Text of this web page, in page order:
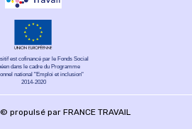
est cofinancé par le Fonds Social
dans le cadre du Programme
national "Emploi et inclusion"
2014-2020
propulsé par FRANCE TRAVAIL